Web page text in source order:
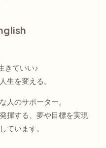
きていい♪
生を変える。
人のサポーター。
揮する、夢や目標を実現
ています。